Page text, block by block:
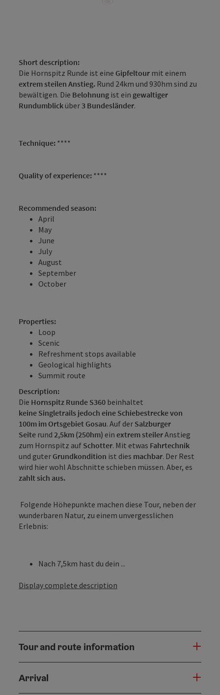
Short description:
Die Hornspitz Runde ist eine Gipfeltour mit einem
extrem steilen Anstieg. Rund 24km und 930hm sind zu
bewältigen. Die Belohnung ist ein gewaltiger
Rundumblicküber 3 Bundesländer.
Technique: ****
Quality of experience: ****
Recommended season:
April
May
June
July
August
September
October
Properties:
Loop
Scenic
Refreshment stops available
Geological highlights
Summit route
Description:
Die Hornspitz Runde S360 beinhaltet
keine Singletrails jedoch eine Schiebestrecke von
100m im Ortsgebiet Gosau. Auf der Salzburger
Seite rund 2,5km (250hm) ein extrem steilerAnstieg
zum Hornspitz auf Schotter. Mit etwas Fahrtechnik
und guter Grundkondition ist dies machbar. Der Rest
wird hier wohl Abschnitte schieben müssen. Aber, es
zahlt sich aus.
Folgende Höhepunkte machen diese Tour, neben der
wunderbaren Natur, zu einem unvergesslichen
Erlebnis:
Nach 7,5km hast du dein ...
Display complete description
Tour and route information
Arrival